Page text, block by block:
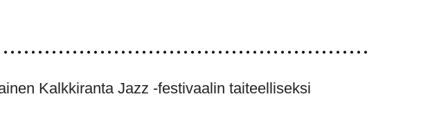
Kalkkiranta Jazz -festivaalin taiteelliseksi